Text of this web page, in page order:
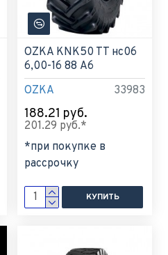
OZKA 33983
OZKA KNK50 TT нс06
6,00-16 88 A6
188.21 руб.
201.29 руб.*
*при покупке в
рассрочку
КУПИТЬ